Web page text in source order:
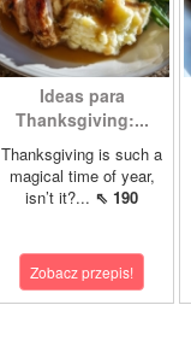
Ideas para
Thanksgiving:...
Thanksgiving is such a
magical time of year,
isn’t it?... ⇖ 190
Zobacz przepis!